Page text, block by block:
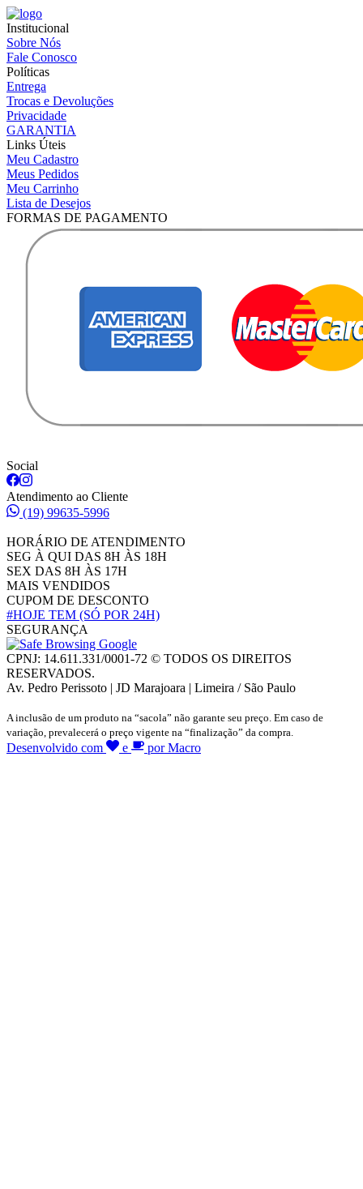
Institucional
Sobre Nós
Fale Conosco
Políticas
Entrega
Trocas e Devoluções
Privacidade
GARANTIA
Links Úteis
Meu Cadastro
Meus Pedidos
Meu Carrinho
Lista de Desejos
FORMAS DE PAGAMENTO
Social
Atendimento ao Cliente
(19) 99635-5996
HORÁRIO DE ATENDIMENTO
SEG À QUI DAS 8H ÀS 18H
SEX DAS 8H ÀS 17H
MAIS VENDIDOS
CUPOM DE DESCONTO
#HOJE TEM (SÓ POR 24H)
SEGURANÇA
CPNJ: 14.611.331/0001-72 © TODOS OS DIREITOS
RESERVADOS.
Av. Pedro Perissoto | JD Marajoara | Limeira / São Paulo
A inclusão de um produto na “sacola” não garante seu preço. Em caso de
variação, prevalecerá o preço vigente na “finalização” da compra.
Desenvolvido com e por Macro